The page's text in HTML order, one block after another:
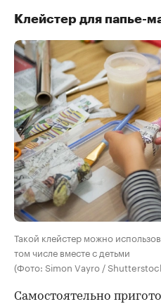
Клейстер для папье-
Такой клейстер можно
том числе вместе с детьми
(Фото: Simon Vayro /
Самостоятельно